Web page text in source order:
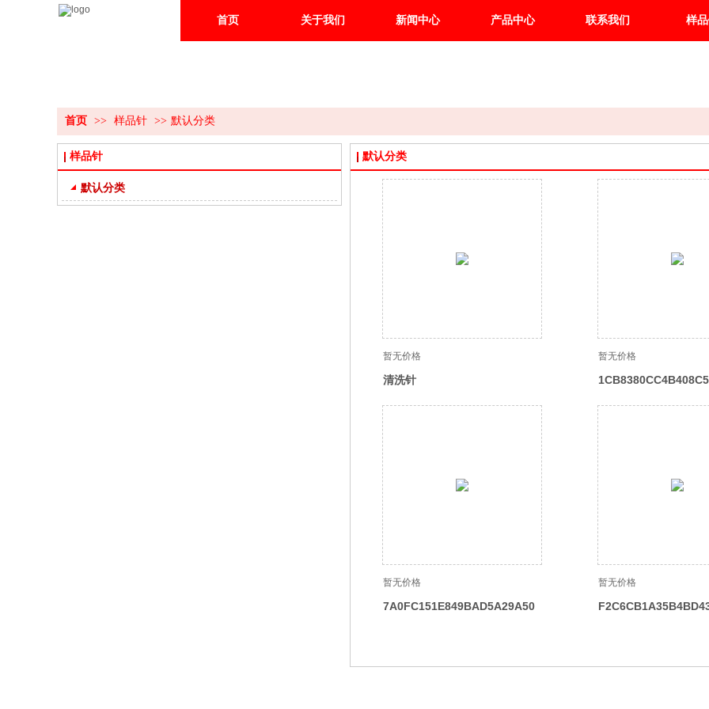
首页 关于我们 新闻中心 产品中心 联系我们 样
首页 >> 样品针 >> 默认分类
样品针
默认分类
默认分类
暂无价格
清洗针
暂无价格
暂无价格
7A0FC151E849BAD5A29A50
暂无价格